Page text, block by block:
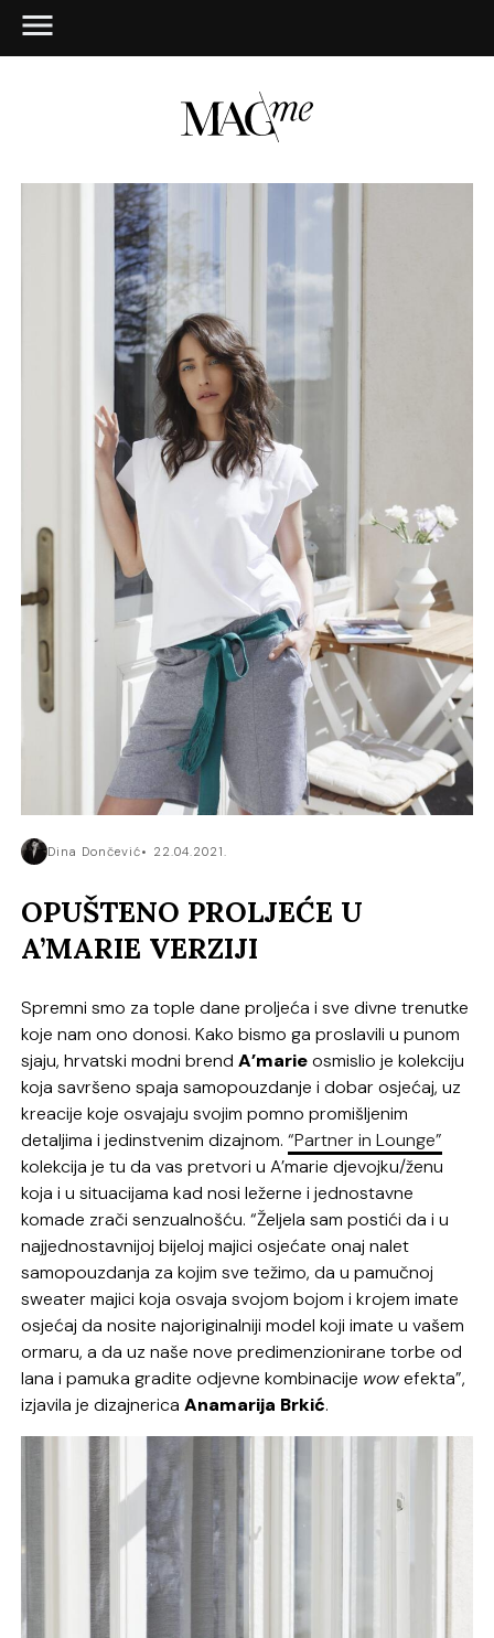
Dina Dončević 22.04.2021.
OPUŠTENO PROLJEĆE U
A’MARIE VERZIJI
Spremni smo za tople dane proljeća i sve divne trenutke
koje nam ono donosi. Kako bismo ga proslavili u punom
sjaju, hrvatski modni brendA’marieosmislio je kolekciju
koja savršeno spaja samopouzdanje i dobar osjećaj, uz
kreacije koje osvajaju svojim pomno promišljenim
detaljima i jedinstvenim dizajnom.“Partner in Lounge”
kolekcija je tu da vas pretvori u A’marie djevojku/ženu
koja i u situacijama kad nosi ležerne i jednostavne
komade zrači senzualnošću. “Željela sam postići da i u
najjednostavnijoj bijeloj majici osjećate onaj nalet
samopouzdanja za kojim sve težimo, da u pamučnoj
sweater majici koja osvaja svojom bojom i krojem imate
osjećaj da nosite najoriginalniji model koji imate u vašem
ormaru, a da uz naše nove predimenzionirane torbe od
lana i pamuka gradite odjevne kombinacije wowefekta”,
izjavila je dizajnericaAnamarija Brkić.